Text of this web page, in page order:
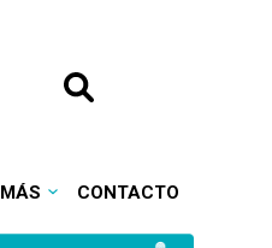
MÁS CONTACTO